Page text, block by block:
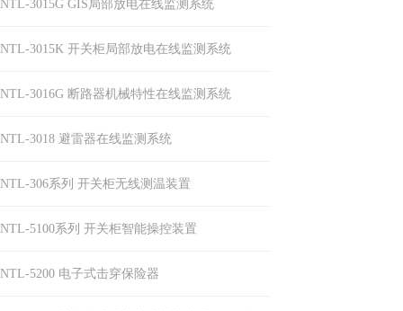
NTL-3015G GIS局部放电在线监测系统
NTL-3015K 开关柜局部放电在线监测系统
NTL-3016G 断路器机械特性在线监测系统
NTL-3018 避雷器在线监测系统
NTL-306系列 开关柜无线测温装置
NTL-5100系列 开关柜智能操控装置
NTL-5200 电子式击穿保险器